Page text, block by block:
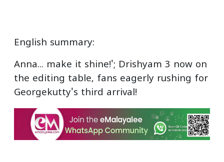
English summary:
Anna... make it shine!'; Drishyam 3 now on
the editing table, fans eagerly rushing for
Georgekutty's third arrival!